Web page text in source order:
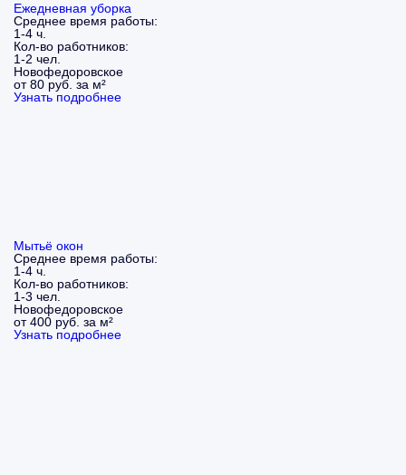
Ежедневная уборка
Среднее время работы:
1-4 ч.
Кол-во работников:
1-2 чел.
Новофедоровское
от 80 руб. за м²
Узнать подробнее
Мытьё окон
Среднее время работы:
1-4 ч.
Кол-во работников:
1-3 чел.
Новофедоровское
от 400 руб. за м²
Узнать подробнее